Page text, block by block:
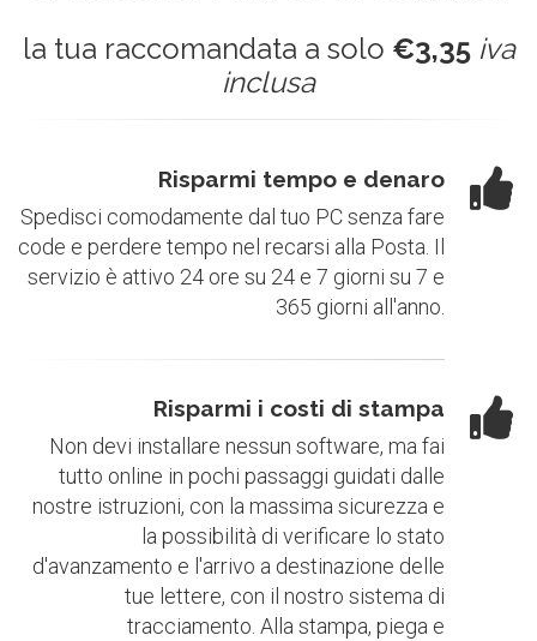
la tua raccomandata a solo €3,35 iva
inclusa
Risparmi tempo e denaro
Spedisci comodamente dal tuo PC senza fare
code e perdere tempo nel recarsi alla Posta. Il
servizio è attivo 24 ore su 24 e 7 giorni su 7 e
365 giorni all'anno.
Risparmi i costi di stampa
Non devi installare nessun software, ma fai
tutto online in pochi passaggi guidati dalle
nostre istruzioni, con la massima sicurezza e
la possibilità di verificare lo stato
d'avanzamento e l'arrivo a destinazione delle
tue lettere, con il nostro sistema di
tracciamento. Alla stampa, piega e